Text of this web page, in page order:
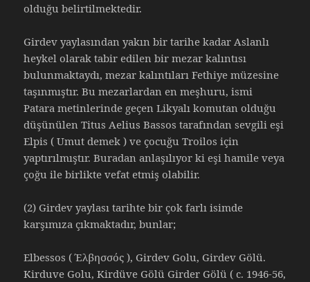
olduğu belirtilmektedir.
Girdev yaylasından yakın bir tarihe kadar Aslanlı
heykel olarak tabir edilen bir mezar kalıntısı
bulunmaktaydı, mezar kalıntıları Fethiye müzesine
taşınmıştır. Bu mezarlardan en meşhuru, ismi
Patara metinlerinde geçen Likyalı komutan olduğu
düşünülen Titus Aelius Bassos tarafından sevgili eşi
Elpis ( Umut demek ) ve çocuğu Troilos için
yaptırılmıştır. Buradan anlaşılıyor ki eşi hamile veya
çoğu ile birlikte vefat etmiş olabilir.
(2) Girdev yaylası tarihte bir çok farlı isimde
karşımıza çıkmaktadır, bunlar;
Elbessos ( Έλβησσός ), Girdev Golu, Girdev Gölü.
Kirduve Golu, Kirdüve Gölü Girder Gölü ( c. 1946-56,